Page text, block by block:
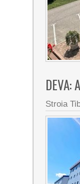
DEVA:
Stroia